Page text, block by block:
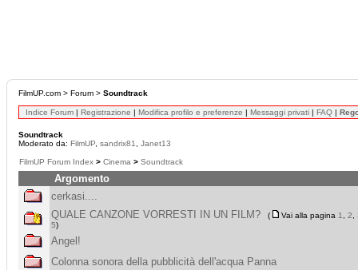
FilmUP.com > Forum > Soundtrack
Indice Forum | Registrazione | Modifica profilo e preferenze | Messaggi privati | FAQ |
Soundtrack
Moderato da: FilmUP sandrix81 Janet13
FilmUP Forum Index > Cinema > Soundtrack
Argomento
cerkasi....
QUALE CANZONE VORRESTI IN UN FILM?
( Vai alla pagina 1 2
5)
Angel!
Colonna sonora della pubblicità dell'acqua Panna